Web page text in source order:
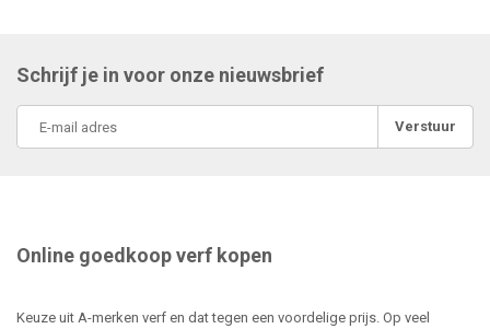
Schrijf je in voor onze nieuwsbrief
Verstuur
Online goedkoop verf kopen
Keuze uit A-merken verf en dat tegen een voordelige prijs. Op veel